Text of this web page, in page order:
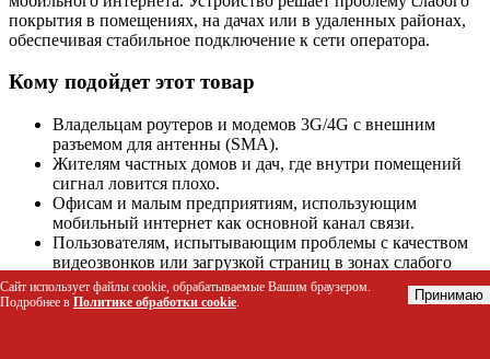
покрытия в помещениях, на дачах или в удаленных районах,
обеспечивая стабильное подключение к сети оператора.
Кому подойдет этот товар
Владельцам роутеров и модемов 3G/4G с внешним
разъемом для антенны (SMA).
Жителям частных домов и дач, где внутри помещений
сигнал ловится плохо.
Офисам и малым предприятиям, использующим
мобильный интернет как основной канал связи.
Пользователям, испытывающим проблемы с качеством
видеозвонков или загрузкой страниц в зонах слабого
покрытия.
Сайт использует файлы cookie, обрабатываемые Вашим браузером.
Подробнее в Политике обработки cookie. Принимаю